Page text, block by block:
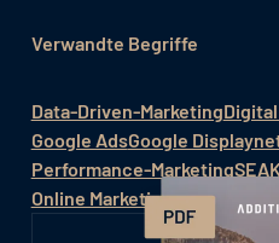
Verwandte Begriffe
Data-Driven-Marketing
Google AdsGoogle
Performance-MarketingSEA
Online Marketing Hotel